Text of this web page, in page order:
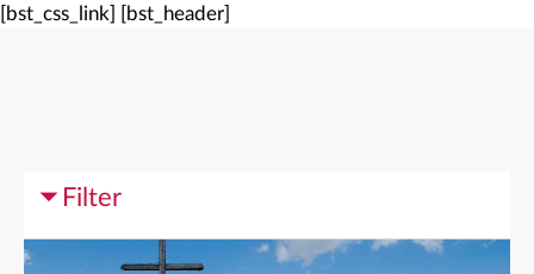
[bst_css_link] [bst_header]
Filter